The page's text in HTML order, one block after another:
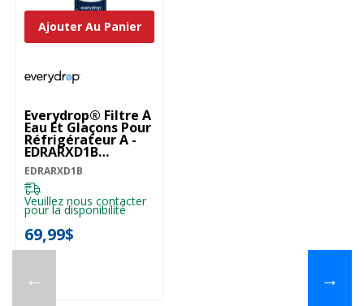
←
Everydrop® Filtre À
Eau Et Glaçons Pour
Réfrigérateur A -
EDRARXD1B
EDRARXD1B
EDRARXD1B
Veuillez nous contacter
pour la disponibilité
69,99$
Ajouter Au Panier
→